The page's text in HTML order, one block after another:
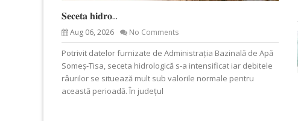
𝐒𝐞𝐜𝐞𝐭𝐚 𝐡𝐢𝐝𝐫𝐨...
Aug 06, 2026 No Comments
Potrivit datelor furnizate de Administrația Bazinală de Apă
Someș-Tisa, seceta hidrologică s-a intensificat iar debitele
râurilor se situează mult sub valorile normale pentru
această perioadă. În județul